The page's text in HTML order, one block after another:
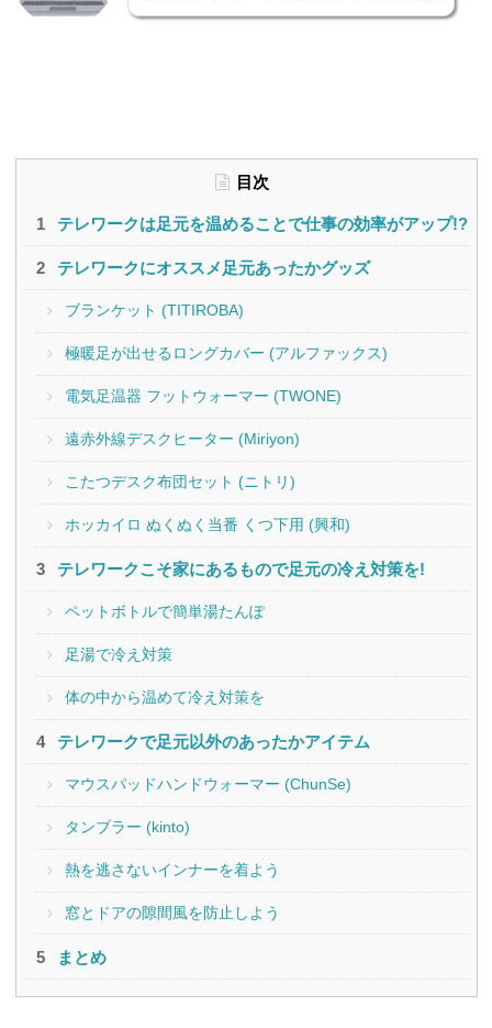
目次
テレワークは足元を温めることで仕事の効率がアップ!?
テレワークにオススメ足元あったかグッズ
ブランケット (TITIROBA)
極暖足が出せるロングカバー (アルファックス)
電気足温器 フットウォーマー (TWONE)
遠赤外線デスクヒーター (Miriyon)
こたつデスク布団セット (ニトリ)
ホッカイロ ぬくぬく当番 くつ下用 (興和)
テレワークこそ家にあるもので足元の冷え対策を!
ペットボトルで簡単湯たんぽ
足湯で冷え対策
体の中から温めて冷え対策を
テレワークで足元以外のあったかアイテム
マウスパッドハンドウォーマー (ChunSe)
タンブラー (kinto)
熱を逃さないインナーを着よう
窓とドアの隙間風を防止しよう
まとめ